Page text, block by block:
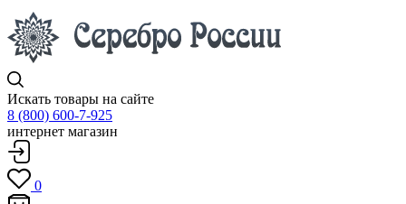
Искать товары на сайте
8 (800) 600-7-925
интернет магазин
0